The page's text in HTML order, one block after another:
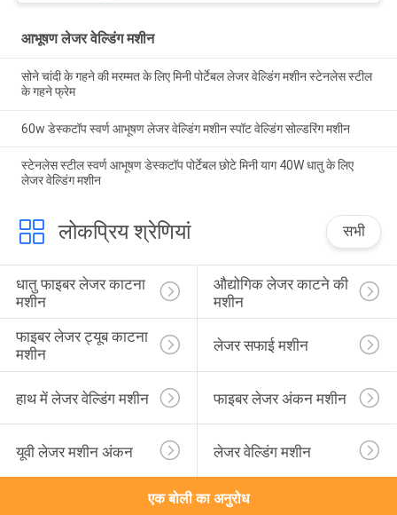
आभूषण लेजर वेल्डिंग मशीन
सोने चांदी के गहने की मरम्मत के लिए मिनी पोर्टेबल लेजर वेल्डिंग मशीन स्टेनलेस स्टील
के गहने फ्रेम
60w डेस्कटॉप स्वर्ण आभूषण लेजर वेल्डिंग मशीन स्पॉट वेल्डिंग सोल्डरिंग मशीन
स्टेनलेस स्टील स्वर्ण आभूषण डेस्कटॉप पोर्टेबल छोटे मिनी याग 40W धातु के लिए
लेजर वेल्डिंग मशीन
लोकप्रिय श्रेणियां सभी
धातु फाइबर लेजर काटना
मशीन
औद्योगिक लेजर काटने की
मशीन
फाइबर लेजर ट्यूब काटना
मशीन
लेजर सफाई मशीन
हाथ में लेजर वेल्डिंग मशीन फाइबर लेजर अंकन मशीन
यूवी लेजर मशीन अंकन लेजर वेल्डिंग मशीन
एक बोली का अनुरोध